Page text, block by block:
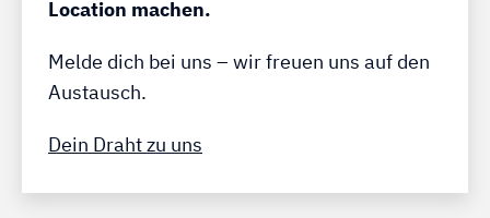
Location machen.
Melde dich bei uns – wir freuen uns auf den
Austausch.
Dein Draht zu uns